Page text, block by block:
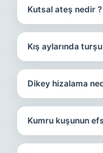
Kutsal ateş nedir ?
Kış aylarında
Dikey hizalama
Kumru kuşunun